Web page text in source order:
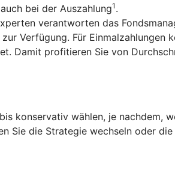
bei der Auszahlung1 .
verantworten das
Verfügung. Für Einmalzahlungen
Damit profitieren Sie von
konservativ wählen, je nachdem,
Sie die Strategie wechseln oder